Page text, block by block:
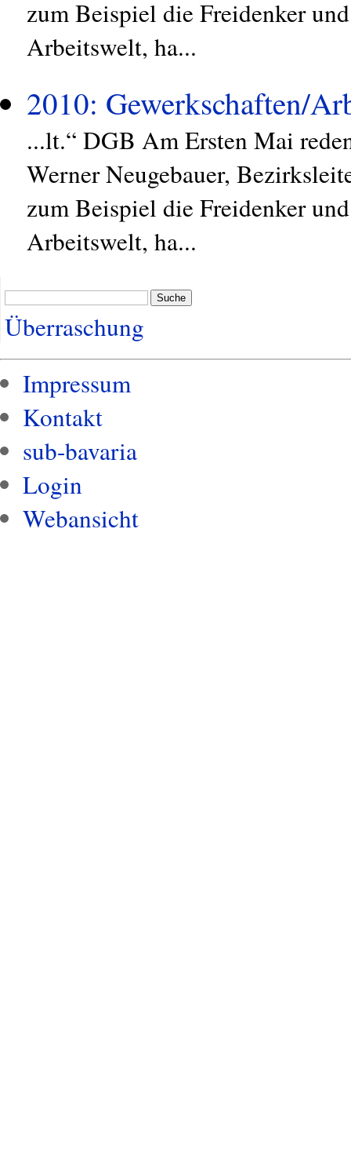
zum Beispiel die Freidenker
Arbeitswelt, ha...
2010: Gewerkschaften/
...lt.“ DGB Am Ersten Mai
Werner Neugebauer,
zum Beispiel die Freidenker
Arbeitswelt, ha...
Suche
Überraschung
Impressum
Kontakt
sub-bavaria
Login
Webansicht